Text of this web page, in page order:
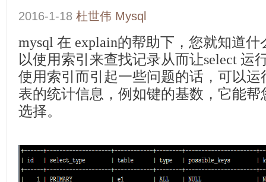
2016-1-18 杜世伟 Mysql
mysql 在 explain的帮助下，您就知道
以使用索引来查找记录从而让select 运
使用索引而引起一些问题的话，可以运
表的统计信息，例如键的基数，它能
选择。